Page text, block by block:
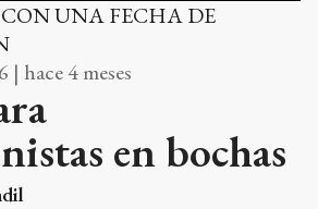
UNA FECHA DE
| hace 4 meses
en bochas